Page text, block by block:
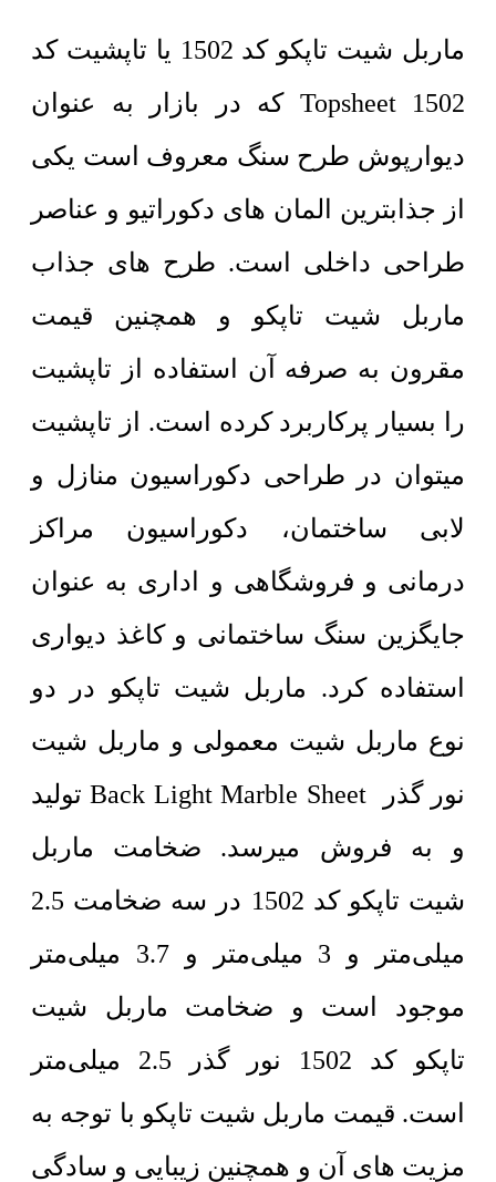
ماربل شیت تاپکو کد 1502 یا تاپشیت کد
1502 Topsheet که در بازار به عنوان
دیوارپوش طرح سنگ معروف است یکی
از جذابترین المان های دکوراتیو و عناصر
طراحی داخلی است. طرح های جذاب
ماربل شیت تاپکو و همچنین قیمت
مقرون به صرفه آن استفاده از تاپشیت
را بسیار پرکاربرد کرده است. از تاپشیت
میتوان در طراحی دکوراسیون منازل و
لابی ساختمان، دکوراسیون مراکز
درمانی و فروشگاهی و اداری به عنوان
جایگزین سنگ ساختمانی و کاغذ دیواری
استفاده کرد. ماربل شیت تاپکو در دو
نوع ماربل شیت معمولی و ماربل شیت
نور گذر Back Light Marble Sheet تولید
و به فروش میرسد. ضخامت ماربل
شیت تاپکو کد 1502 در سه ضخامت 2.5
میلی‌متر و 3 میلی‌متر و 3.7 میلی‌متر
موجود است و ضخامت ماربل شیت
تاپکو کد 1502 نور گذر 2.5 میلی‌متر
است. قیمت ماربل شیت تاپکو با توجه به
مزیت های آن و همچنین زیبایی و سادگی